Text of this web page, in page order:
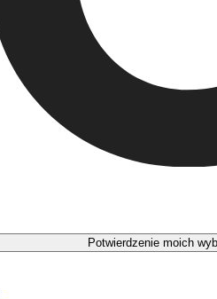
Potwierdzenie moich